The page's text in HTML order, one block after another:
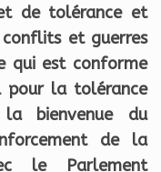
de tolérance et
et guerres
qui est conforme
pour la tolérance
bienvenue du
de la
le Parlement